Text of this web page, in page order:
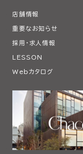
店舗情報
重要なお知らせ
採用・求人情報
LESSON
Webカタログ